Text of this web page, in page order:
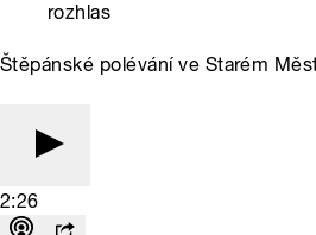
rozhlas
Štěpánské polévání ve Starém
2:26